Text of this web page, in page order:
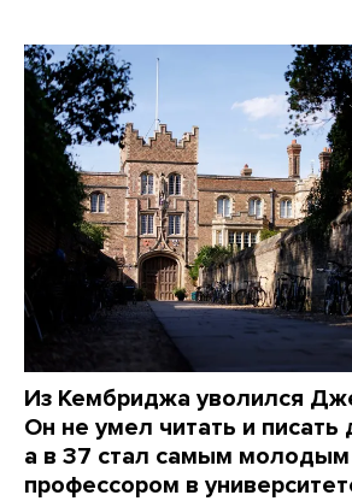
Из Кембриджа уволился
Он не умел читать и писать
а в 37 стал самым
профессором в